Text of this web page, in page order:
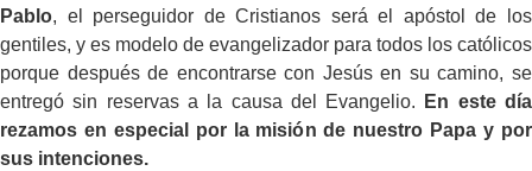
Pablo, el perseguidor de Cristianos será el apóstol de los
gentiles, y es modelo de evangelizador para todos los católicos
porque después de encontrarse con Jesús en su camino, se
entregó sin reservas a la causa del Evangelio.
En este día
rezamos en especial por la misión de nuestro Papa y por
sus intenciones.